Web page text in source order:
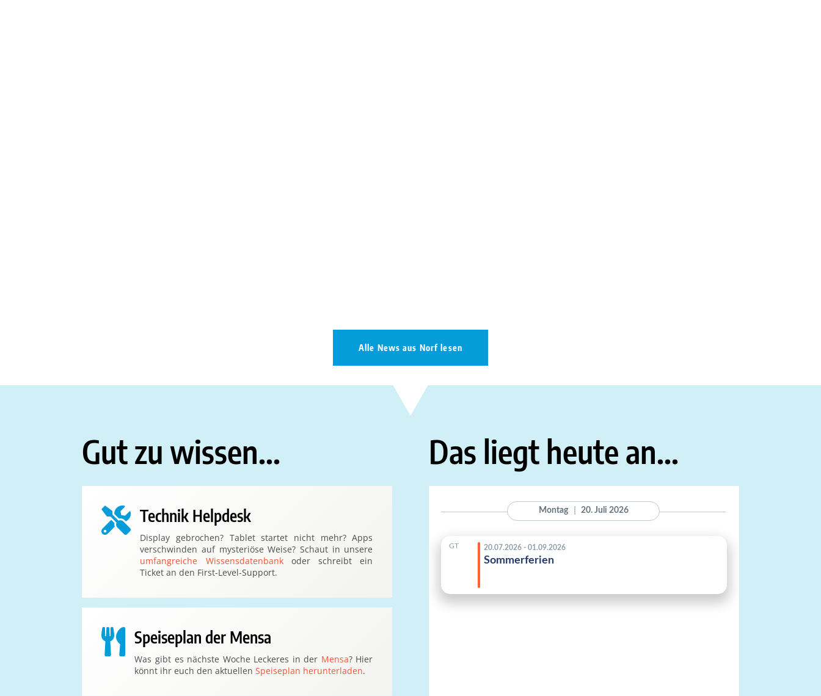
Alle News aus Norf lesen
Gut zu wissen...
 Technik Helpdesk
Display gebrochen? Tablet startet nicht mehr? Apps
verschwinden auf mysteriöse Weise? Schaut in unsere
umfangreiche Wissensdatenbankoder schreibt ein
Ticket an den First-Level-Support.
 Speiseplan der Mensa
Was gibt es nächste Woche Leckeres in der Mensa? Hier
könnt ihr euch den aktuellenSpeiseplan herunterladen.
Das liegt heute an...